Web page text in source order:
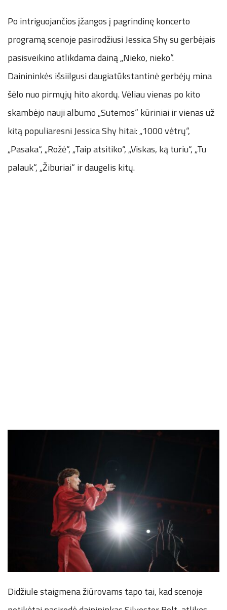
Po intriguojančios įžangos į pagrindinę koncerto
programą scenoje pasirodžiusi Jessica Shy su gerbėjais
pasisveikino atlikdama dainą „Nieko, nieko“.
Dainininkės išsiilgusi daugiatūkstantinė gerbėjų mina
šėlo nuo pirmųjų hito akordų. Vėliau vienas po kito
skambėjo nauji albumo „Sutemos“ kūriniai ir vienas už
kitą populiaresni Jessica Shy hitai: „1000 vėtrų“,
„Pasaka“, „Rožė“, „Taip atsitiko“, „Viskas, ką turiu“, „Tu
palauk“, „Žiburiai“ ir daugelis kitų.
Didžiule staigmena žiūrovams tapo tai, kad scenoje